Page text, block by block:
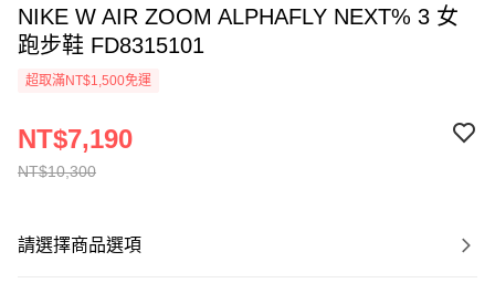
NIKE W AIR ZOOM ALPHAFLY NEXT% 3 女
跑步鞋 FD8315101
超取滿NT$1,500免運
NT$10,300
NT$7,190
請選擇商品選項